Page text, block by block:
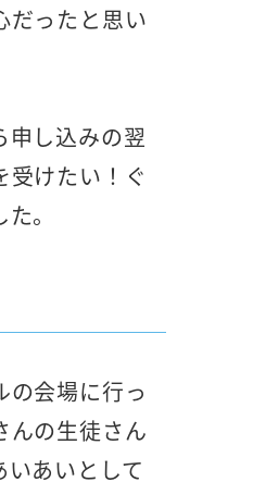
だったと思い
申し込みの翌
受けたい！ぐ
。
の会場に行っ
んの生徒さん
いあいとして